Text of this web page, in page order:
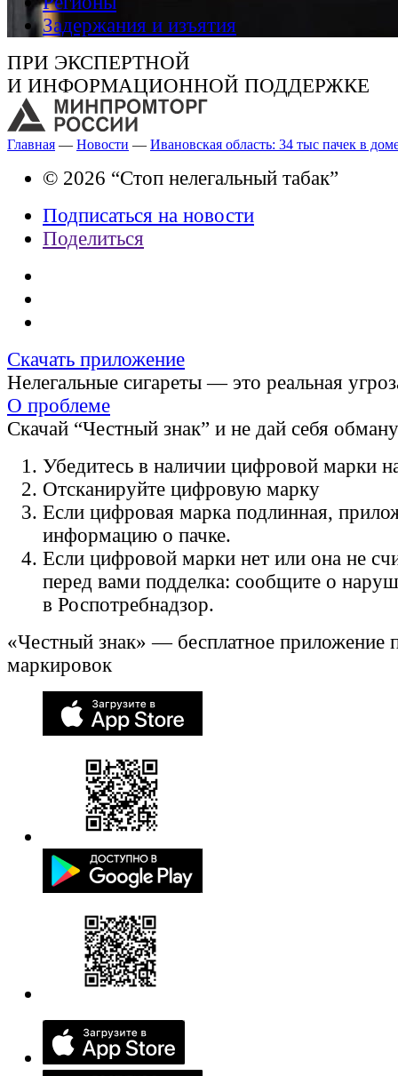
Задержания и изъятия
ПРИ ЭКСПЕРТНОЙ
И ИНФОРМАЦИОННОЙ ПОДДЕРЖКЕ
Главная — Новости — Ивановская область: 34 тыс пачек в
© 2026 “Стоп нелегальный табак”
Подписаться на новости
Поделиться
Скачать приложение
Нелегальные сигареты — это реальная
О проблеме
Скачай “Честный знак” и не дай себя
Убедитесь в наличии цифровой марки
Отсканируйте цифровую марку
Если цифровая марка подлинная,
информацию о пачке.
Если цифровой марки нет или она не
перед вами подделка: сообщите о
в Роспотребнадзор.
«Честный знак» — бесплатное приложение
маркировок